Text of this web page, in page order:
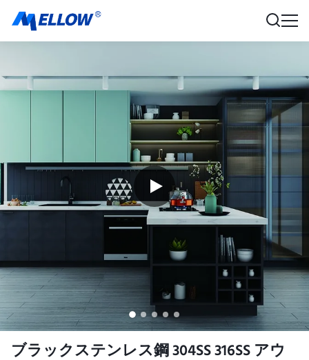
ブラックステンレス鋼 304SS 316SS アウ